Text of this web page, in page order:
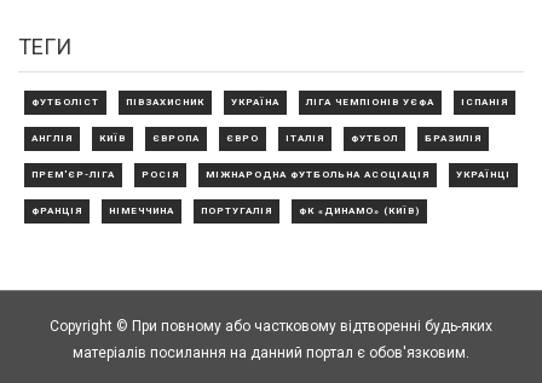
ТЕГИ
ФУТБОЛІСТ ПІВЗАХИСНИК УКРАЇНА ЛІГА ЧЕМПІОНІВ УЄФА ІСПАНІЯ
АНГЛІЯ КИЇВ ЄВРОПА ЄВРО ІТАЛІЯ ФУТБОЛ БРАЗИЛІЯ
ПРЕМ'ЄР-ЛІГА РОСІЯ МІЖНАРОДНА ФУТБОЛЬНА АСОЦІАЦІЯ УКРАЇНЦІ
ФРАНЦІЯ НІМЕЧЧИНА ПОРТУГАЛІЯ ФК «ДИНАМО» (КИЇВ)
Copyright © При повному або частковому відтворенні будь-яких
матеріалів посилання на данний портал є обов'язковим.